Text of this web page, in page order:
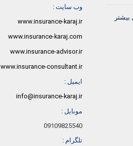
وب سایت :
www.insurance-karaj.ir
www.insurance-karaj.com
www.insurance-advisor.ir
www.insurance-consultant.ir
ایمیل :
info@insurance-karaj.ir
موبایل :
09109825540
تلگرام :